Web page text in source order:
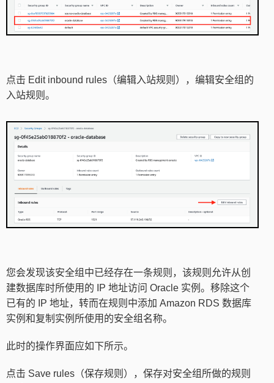
点击 Edit inbound rules（编辑入站规则），编辑安全组的
入站规则。
您会发现该安全组中已经存在一条规则，该规则允许从创
建数据库时所使用的 IP 地址访问 Oracle 实例。移除这个
已有的 IP 地址，转而在规则中添加 Amazon RDS 数据库
实例和复制实例所使用的安全组名称。
此时的操作界面应如下所示。
点击 Save rules（保存规则），保存对安全组所做的规则